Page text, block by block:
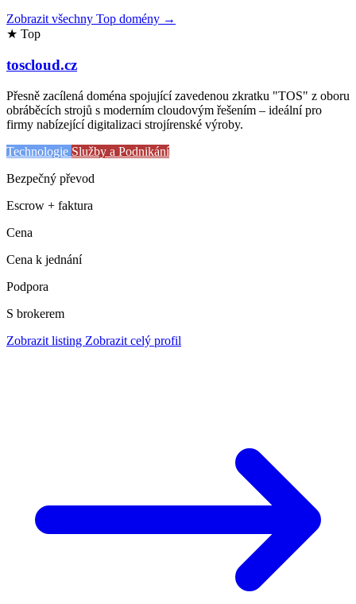
Zobrazit všechny Top domény →
★ Top
toscloud.cz
Přesně zacílená doména spojující zavedenou zkratku "TOS" z oboru
obráběcích strojů s moderním cloudovým řešením – ideální pro
firmy nabízející digitalizaci strojírenské výroby.
Technologie Služby a Podnikání
Bezpečný převod
Escrow + faktura
Cena
Cena k jednání
Podpora
S brokerem
Zobrazit listing Zobrazit celý profil